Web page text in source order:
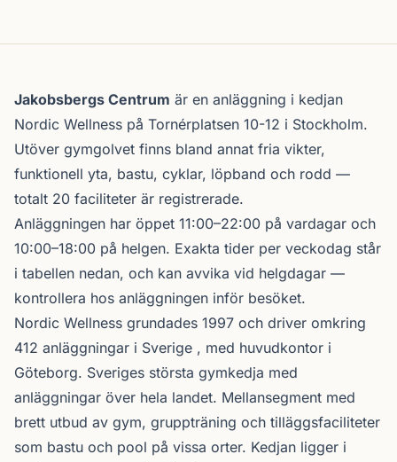
Om Jakobsbergs Centrum
Jakobsbergs Centrum är en anläggning i kedjan
Nordic Wellness på Tornérplatsen 10-12 i Stockholm.
Utöver gymgolvet finns bland annat fria vikter,
funktionell yta, bastu, cyklar, löpband och rodd —
totalt 20 faciliteter är registrerade.
Anläggningen har öppet 11:00–22:00 på vardagar och
10:00–18:00 på helgen. Exakta tider per veckodag står
i tabellen nedan, och kan avvika vid helgdagar —
kontrollera hos anläggningen inför besöket.
Nordic Wellness grundades 1997 och driver omkring
412 anläggningar i Sverige , med huvudkontor i
Göteborg. Sveriges största gymkedja med
anläggningar över hela landet. Mellansegment med
brett utbud av gym, gruppträning och tilläggsfaciliteter
som bastu och pool på vissa orter. Kedjan ligger i